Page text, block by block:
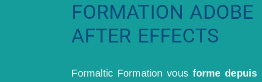
FORMATION ADOBE
AFTER EFFECTS
Formaltic Formation vousforme depuis